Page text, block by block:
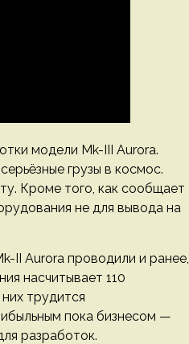
модели Mk-III Aurora.
грузы в космос.
Кроме того, как сообщает
не для вывода на
II Aurora проводили и ранее,
насчитывает 110
трудится
пока бизнесом —
разработок.